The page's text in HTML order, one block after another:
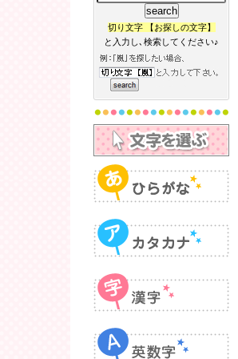
切り文字 【お探しの文字】
と入力し､検索してください♪